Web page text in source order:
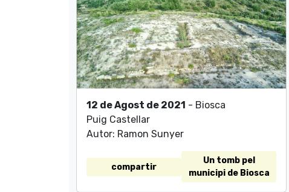
12 de Agost de 2021 - Biosca
Puig Castellar
Autor: Ramon Sunyer
compartir
Un tomb pel
municipi de Biosca